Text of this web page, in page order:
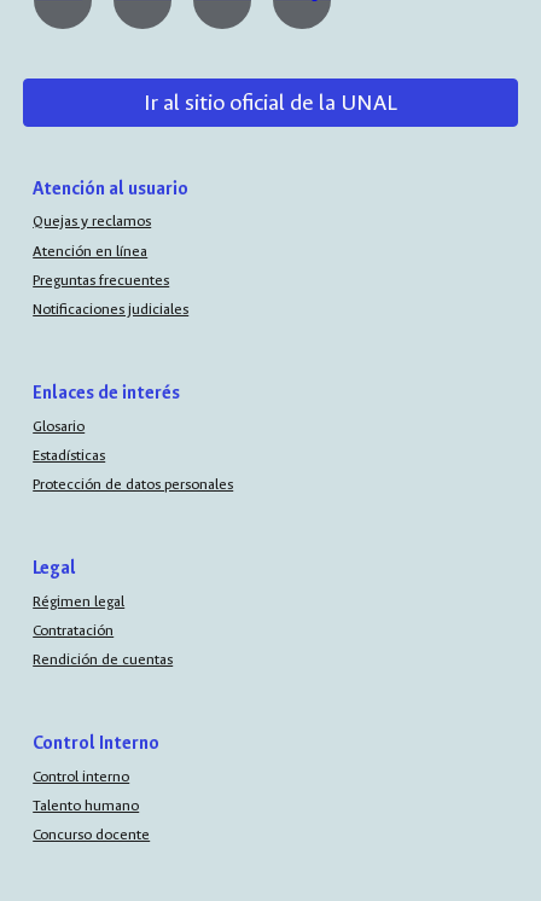
Ir al sitio oficial de la UNAL
Atención al usuario
Quejas y reclamos
Atención en línea
Preguntas frecuentes
Notificaciones judiciales
Enlaces de interés
Glosario
Estadísticas
Protección de datos personales
Legal
Régimen legal
Contratación
Rendición de cuentas
Control Interno
Control interno
Talento humano
Concurso docente